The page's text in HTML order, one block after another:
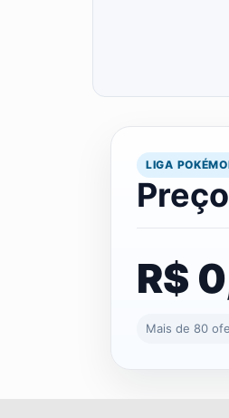
LIGA
R$
Mais de 80